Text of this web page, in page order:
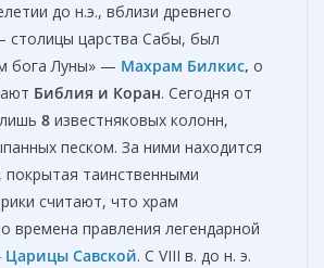
до н.э., вблизи древнего
столицы царства Сабы, был
бога Луны» — Махрам Билкис, о
Библия и Коран. Сегодня от
8 известняковых колонн,
песком. За ними находится
покрытая таинственными
считают, что храм
времена правления легендарной
Царицы Савской. С VIII в. до н. э.